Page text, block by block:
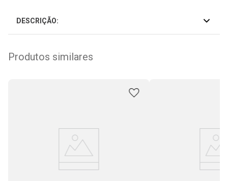
DESCRIÇÃO:
Produtos similares